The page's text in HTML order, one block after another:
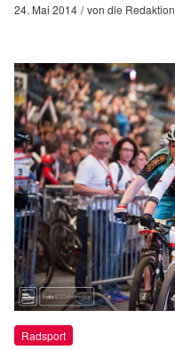
24. Mai 2014 von die Redaktion
Radsport